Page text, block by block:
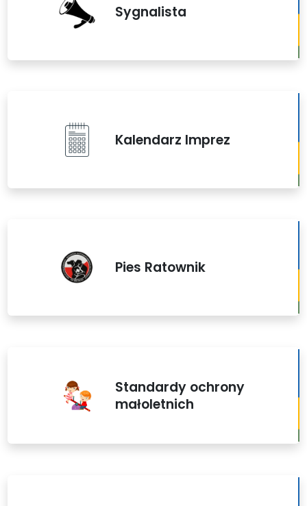
Sygnalista
Kalendarz Imprez
Pies Ratownik
Standardy ochrony
małoletnich